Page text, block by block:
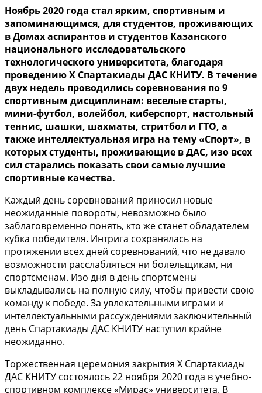
Ноябрь 2020 года стал ярким, спортивным и
запоминающимся, для студентов, проживающих
в Домах аспирантов и студентов Казанского
национального исследовательского
технологического университета, благодаря
проведению Х Спартакиады ДАС КНИТУ. В течение
двух недель проводились соревнования по 9
спортивным дисциплинам: веселые старты,
мини-футбол, волейбол, киберспорт, настольный
теннис, шашки, шахматы, стритбол и ГТО, а
также интеллектуальная игра на тему «Спорт», в
которых студенты, проживающие в ДАС, изо всех
сил старались показать свои самые лучшие
спортивные качества.
Каждый день соревнований приносил новые
неожиданные повороты, невозможно было
заблаговременно понять, кто же станет обладателем
кубка победителя. Интрига сохранялась на
протяжении всех дней соревнований, что не давало
возможности расслабляться ни болельщикам, ни
спортсменам. Изо дня в день спортсмены
выкладывались на полную силу, чтобы привести свою
команду к победе. За увлекательными играми и
интеллектуальными рассуждениями заключительный
день Спартакиады ДАС КНИТУ наступил крайне
неожиданно.
Торжественная церемония закрытия Х Спартакиады
ДАС КНИТУ состоялось 22 ноября 2020 года в учебно-
спортивном комплексе «Мирас» университета. В